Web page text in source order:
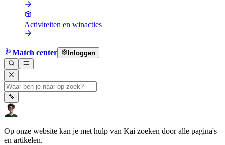
Activiteiten en winacties
Match center Inloggen
Op onze website kan je met hulp van Kai zoeken door alle pagina's
en artikelen.